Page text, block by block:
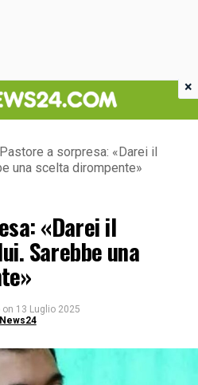
Pastore a sorpresa: «Darei il
una scelta dirompente»
«Darei il
Sarebbe una
on 13 Luglio 2025
×